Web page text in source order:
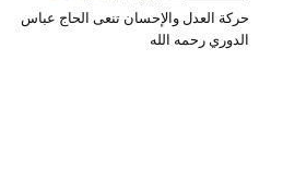
حركة العدل والإحسان تنعى الحاج عباس
الدوري رحمه الله